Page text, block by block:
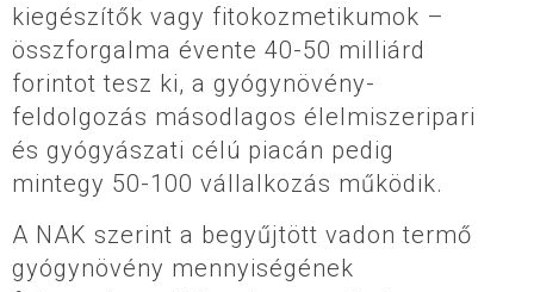
kiegészítők vagy fitokozmetikumok –
összforgalma évente 40-50 milliárd
forintot tesz ki, a gyógynövény-
feldolgozás másodlagos élelmiszeripari
és gyógyászati célú piacán pedig
mintegy 50-100 vállalkozás működik.
A NAK szerint a begyűjtött vadon termő
gyógynövény mennyiségének